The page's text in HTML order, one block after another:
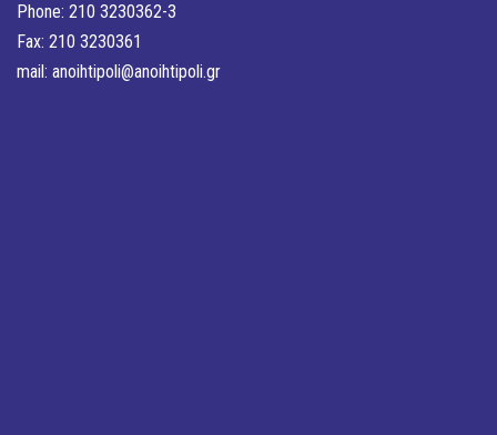
Phone: 210 3230362-3
Fax: 210 3230361
mail: anoihtipoli@anoihtipoli.gr